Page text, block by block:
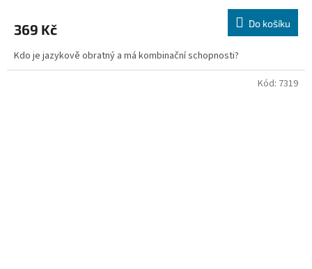
369 Kč Do košíku
Kdo je jazykově obratný a má kombinační schopnosti?
Kód: 7319